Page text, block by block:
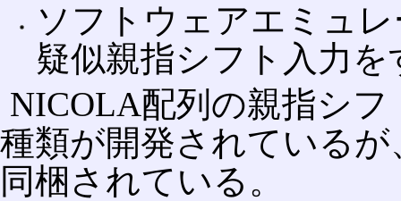
ソフトウェアエミュ
疑似親指シフト入力を
NICOLA配列の親指シ
種類が開発されている
同梱されている。